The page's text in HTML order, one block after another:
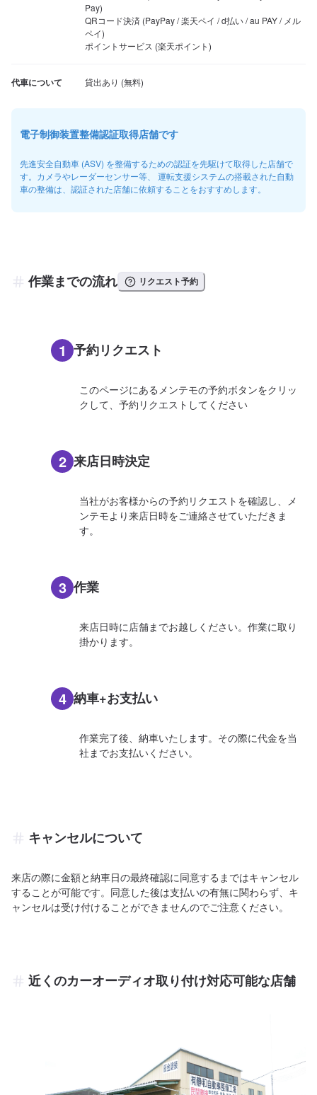
Pay)
QRコード決済 (PayPay / 楽天ペイ / d払い / au PAY / メル
ペイ)
ポイントサービス (楽天ポイント)
代車について
電子制御装置整備認証取得店舗です
先進安全自動車 (ASV) を整備するための認証を先駆けて取得した店舗で
す。カメラやレーダーセンサー等、 運転支援システムの搭載された自動
車の整備は、認証された店舗に依頼することをおすすめします。
作業までの流れ リクエスト予約
1 予約リクエスト
このページにあるメンテモの予約ボタンをクリッ
クして、予約リクエストしてください
2 来店日時決定
当社がお客様からの予約リクエストを確認し、メ
ンテモより来店日時をご連絡させていただきま
す。
3 作業
来店日時に店舗までお越しください。作業に取り
掛かります。
4 納車+お支払い
作業完了後、納車いたします。その際に代金を当
社までお支払いください。
キャンセルについて
来店の際に金額と納車日の最終確認に同意するまではキャンセル
することが可能です。同意した後は支払いの有無に関わらず、キ
ャンセルは受け付けることができませんのでご注意ください。
近くのカーオーディオ取り付け対応可能な店舗